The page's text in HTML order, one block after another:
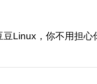
豆Linux，你不用担